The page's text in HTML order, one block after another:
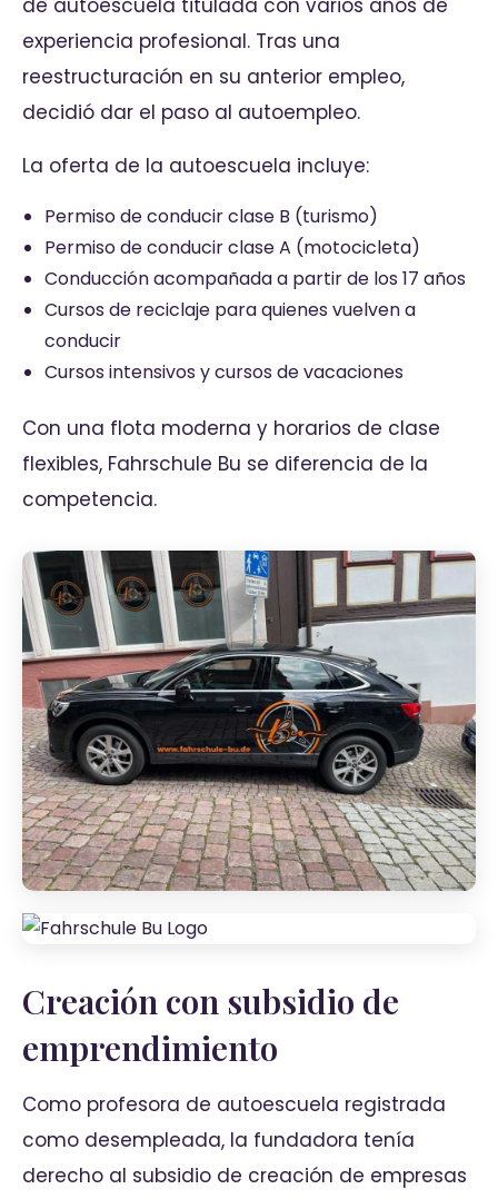
de autoescuela titulada con varios años de
experiencia profesional. Tras una
reestructuración en su anterior empleo,
decidió dar el paso al autoempleo.
La oferta de la autoescuela incluye:
Permiso de conducir clase B (turismo)
Permiso de conducir clase A (motocicleta)
Conducción acompañada a partir de los 17 años
Cursos de reciclaje para quienes vuelven a
conducir
Cursos intensivos y cursos de vacaciones
Con una flota moderna y horarios de clase
flexibles, Fahrschule Bu se diferencia de la
competencia.
Creación con subsidio de
emprendimiento
Como profesora de autoescuela registrada
como desempleada, la fundadora tenía
derecho al subsidio de creación de empresas